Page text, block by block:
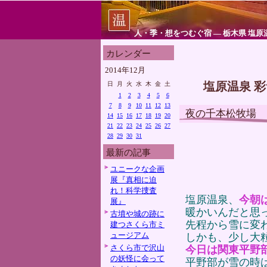
人・季・想をつむぐ宿 ― 栃木県 塩原
カレンダー
2014年12月
日 月 火 水 木 金
土
1
2 3 4 5
6
7
8 9 10 11 12
13
14
15 16 17 18 19 20
21
22 23 24 25 26 27
28 29 30 31
最新の記事
ユニークな企画
展『真相に迫
れ！科学捜査
展』
古墳や城の跡に
建つさくら市ミ
ュージアム
さくら市で沢山
の妖怪に会って
塩原温泉
夜の千本松牧場
塩原温泉、 今朝
暖かいんだと思
先程から雪に変
しかも、少し大
今日は関東平野
平野部が雪の時